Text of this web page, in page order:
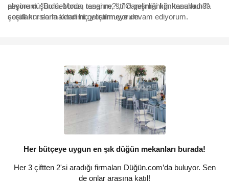
alıyorum. "Bu sezonun rengi ne?", "O gelinliği kim tasarladı?"
sorularını sormaktan hiç yorulmuyorum.
peşine düşürdü. Moda, tasarım, stil danışmanlığı konularında
çeşitli kurslarla kendimi geliştirmeye devam ediyorum.
Her bütçeye uygun en şık düğün mekanları burada!
Her 3 çiftten 2'si aradığı firmaları Düğün.com’da buluyor. Sen
de onlar arasına katıl!